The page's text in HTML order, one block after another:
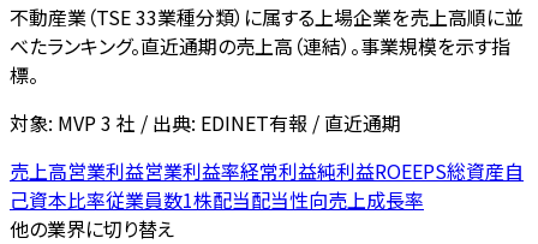
不動産業 （TSE 33業種分類）に属する上場企業を売上高順に並
べたランキング。直近通期の売上高（連結）。事業規模を示す指
標。
対象: MVP3 社 / 出典: EDINET有報 / 直近通期
売上高営業利益営業利益率経常利益純利益ROEEPS総資産自
己資本比率従業員数1株配当配当性向売上成長率
他の業界に切り替え